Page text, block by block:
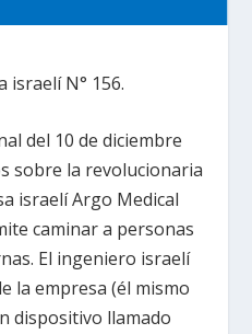
israelí N° 156.
del 10 de diciembre
sobre la revolucionaria
israelí Argo Medical
caminar a personas
El ingeniero israelí
la empresa (él mismo
dispositivo llamado